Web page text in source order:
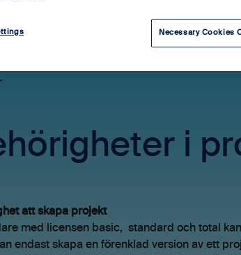
i
att skapa projekt
med licensen basic, standard och total
endast skapa en förenklad version av ett
Necessary Cookies